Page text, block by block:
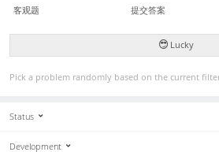
客观题
提交答案
Lucky
Pick a problem randomly based on the current
Status
Development